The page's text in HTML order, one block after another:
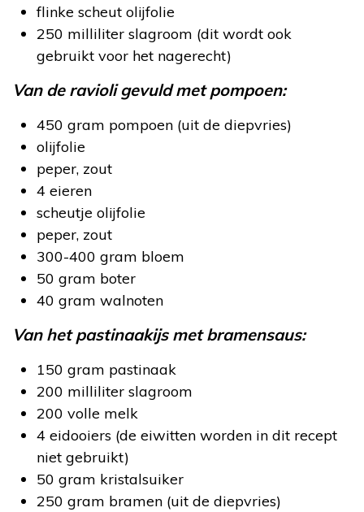
flinke scheut olijfolie
250 milliliter slagroom (dit wordt ook
gebruikt voor het nagerecht)
Van de ravioli gevuld met pompoen:
450 gram pompoen (uit de diepvries)
olijfolie
peper, zout
4 eieren
scheutje olijfolie
peper, zout
300-400 gram bloem
50 gram boter
40 gram walnoten
Van het pastinaakijs met bramensaus:
150 gram pastinaak
200 milliliter slagroom
200 volle melk
4 eidooiers (de eiwitten worden in dit recept
niet gebruikt)
50 gram kristalsuiker
250 gram bramen (uit de diepvries)